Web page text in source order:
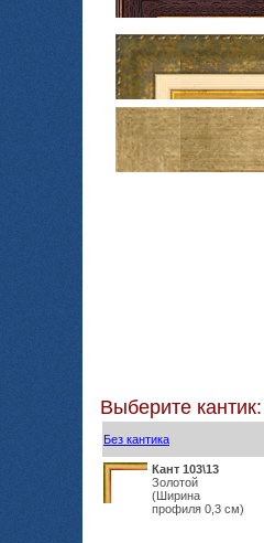
Выберите кантик:
Без кантика
Кант 103\13
Золотой
(Ширина
профиля 0,3 см)